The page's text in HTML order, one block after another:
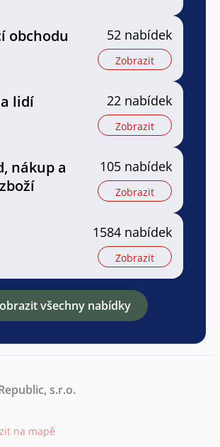
obchodu 52 nabídek
Zobrazit
lidí 22 nabídek
Zobrazit
nákup a
105 nabídek
Zobrazit
1584 nabídek
Zobrazit
všechny nabídky
s.r.o.
na mapě